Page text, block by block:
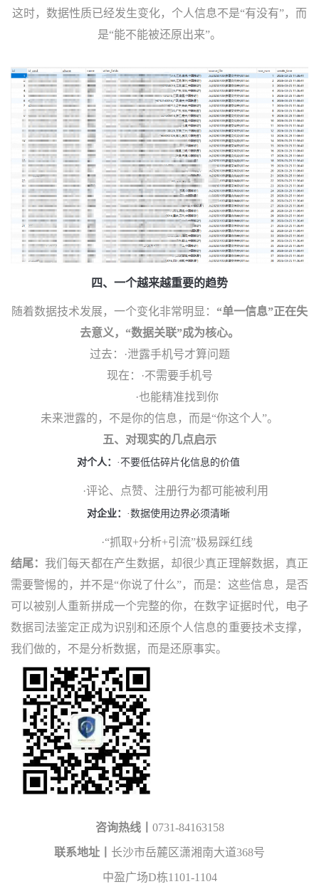
这时，数据性质已经发生变化， 个人信息不是“有没有”，而
是“能不能被还原出来”。
四、 一个越来越重要的趋势
随着数据技术发展，一个变化非常明显： “单一信息”正在失
去意义，“数据关联”成为核心。
过去：
·泄露手机号才算问题
现在：
·不需要手机号
·也能精准找到你
未来泄露的，不是你的信息，而是“你这个人”。
五、 对现实的几点启示
对个人： ·不要低估碎片化信息的价值
·评论、点赞、注册行为都可能被利用
对企业： ·数据使用边界必须清晰
·“抓取+分析+引流”极易踩红线
结尾：我们每天都在产生数据，却很少真正理解数据，真正
需要警惕的，并不是“你说了什么”，而是：这些信息，是否
可以被别人重新拼成一个完整的你，在数字证据时代，电子
数据司法鉴定正成为识别和还原个人信息的重要技术支撑，
我们做的，不是分析数据，而是还原事实。
咨询热线丨 0731-84163158
联系地址丨 长沙市岳麓区潇湘南大道368号
中盈广场D栋1101-1104